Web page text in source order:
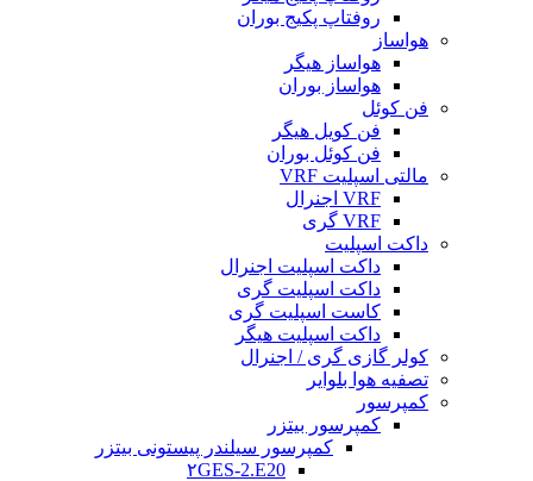
روفتاپ پکیج بوران
هواساز
هواساز هیگر
هواساز بوران
فن کوئل
فن کویل هیگر
فن کوئل بوران
مالتی اسپلیت VRF
VRF اجنرال
VRF گری
داکت اسپلیت
داکت اسپلیت اجنرال
داکت اسپلیت گری
کاست اسپلیت گری
داکت اسپلیت هیگر
کولر گازی گری / اجنرال
تصفیه هوا بلوایر
کمپرسور
کمپرسور بیتزر
کمپرسور سیلندر پیستونی بیتزر
۲GES-2.E20